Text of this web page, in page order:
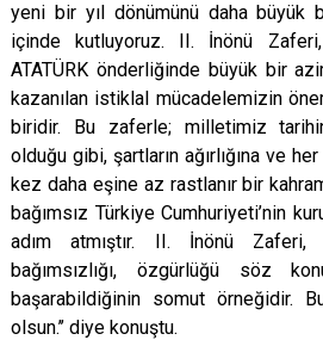
yeni bir yıl dönümünü daha büyük
içinde kutluyoruz. II. İnönü
ATATÜRK önderliğinde büyük bir
kazanılan istiklal mücadelemizin
biridir. Bu zaferle; milletimiz
olduğu gibi, şartların ağırlığına ve
kez daha eşine az rastlanır bir
bağımsız Türkiye Cumhuriyeti’nin
adım atmıştır. II. İnönü
bağımsızlığı, özgürlüğü söz
başarabildiğinin somut örneğidir.
olsun.’’ diye konuştu.